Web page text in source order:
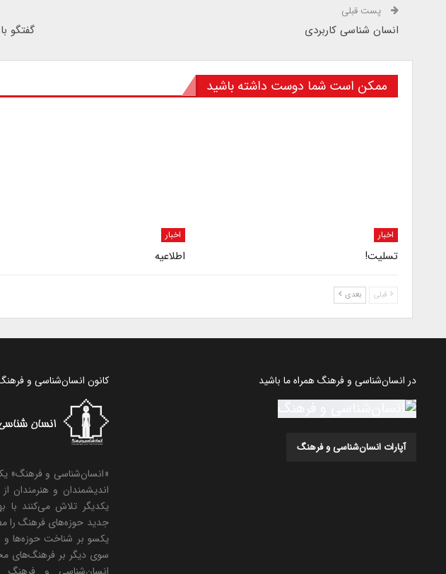
پست قبلی
انسان شناسی کاربردی
گفتگو
ممکن است شما دوست داشته باشید
اخبار
تسلیت!
اخبار
اطلاعیه
قبلی بعدی
در انسان‌شناسی و فرهنگ همراه ما باشید
آپارات انسان‌شناسی و فرهنگ
کانون انسان‌شناسی و
«انسان‌شناسی و فرهنگ»
اندیشمندان و هنرمندان
یکدیگر تلاش می‌کنند با
جدید حوزه‌های فرهنگ را
یکسو بر شناخت حوزه‌ها و
سوی دیگر بر فرهنگ‌های